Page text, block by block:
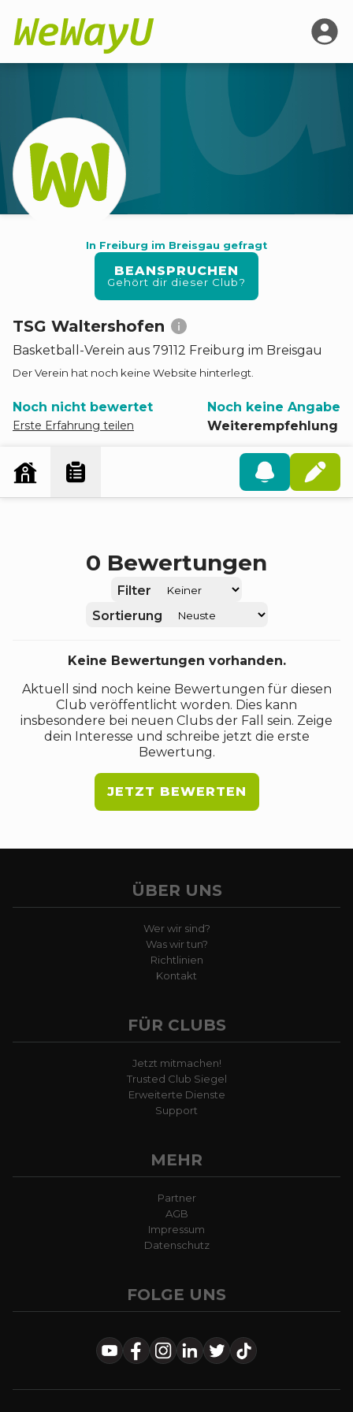
In Freiburg im Breisgau gefragt
BEANSPRUCHEN
Gehört dir dieser Club?
TSG Waltershofen
Basketball -Verein aus 79112 Freiburg im Breisgau
Der Verein hat noch keine Website hinterlegt.
Noch nicht bewertet
Erste Erfahrung teilen
Noch keine Angabe
Weiterempfehlung
0 Bewertungen
Filter
Sortierung
Keine Bewertungen vorhanden.
Aktuell sind noch keine Bewertungen für diesen
Club veröffentlicht worden. Dies kann
insbesondere bei neuen Clubs der Fall sein. Zeige
dein Interesse und schreibe jetzt die erste
Bewertung.
JETZT BEWERTEN
ÜBER UNS
Wer wir sind?
Was wir tun?
Richtlinien
Kontakt
FÜR CLUBS
Jetzt mitmachen!
Trusted Club Siegel
Erweiterte Dienste
Support
MEHR
Partner
AGB
Impressum
Datenschutz
FOLGE UNS